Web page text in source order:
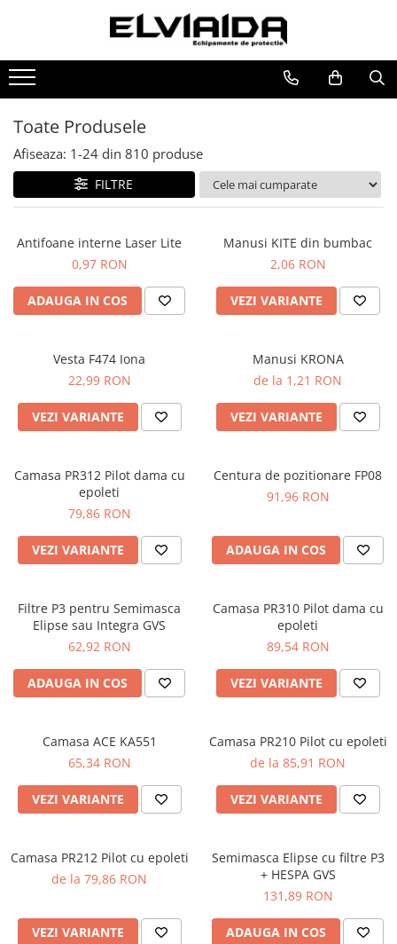
IMBRACAMINTE
IMBRACAMINTE DE LUCRU
IMBRACAMINTE IMPERMEABILA
TRICOURI
UNICA FOLOSINTA
IMBRACAMINTE IGNIFUGATA,
COMBINEZOANE, HALATE
JACHETE DE LUCRU
PANTALONI DE LUCRU
INDUSTRIA ALIMENTARA
GENUNCHIERE
IMBRACAMINTE ANTICHIMICA |
MULTIRISC
FESURI, SEPCI, CAPISOANE
HANORACE
INCALTAMINTE
BOCANCI
CIZME
SOSETE
ACCESORII
MANUSI
RISCURI MINIME
PROTECTIE CHIMICA
PROTECTIE SUDURA
ANTIVIBRATII
PROTECTIE LA IMPACT
HORECA
PROSOAPE
PROTECTIA OCHILOR
MASTI DE SUDURA
Toate Produsele
Afiseaza: 1-24 din 810 produse
FILTRE
Antifoane interne Laser Lite
0,97 RON
ADAUGA IN COS
Manusi KITE din bumbac
2,06 RON
VEZI VARIANTE
Vesta F474 Iona
22,99 RON
VEZI VARIANTE
Manusi KRONA
de la 1,21 RON
VEZI VARIANTE
Camasa PR312 Pilot dama cu
epoleti
79,86 RON
VEZI VARIANTE
Centura de pozitionare FP08
91,96 RON
ADAUGA IN COS
Filtre P3 pentru Semimasca
Elipse sau Integra GVS
62,92 RON
ADAUGA IN COS
Camasa PR310 Pilot dama cu
epoleti
89,54 RON
VEZI VARIANTE
Camasa ACE KA551
65,34 RON
VEZI VARIANTE
Camasa PR210 Pilot cu epoleti
de la 85,91 RON
VEZI VARIANTE
Camasa PR212 Pilot cu epoleti
de la 79,86 RON
VEZI VARIANTE
Semimasca Elipse cu filtre P3
+ HESPA GVS
131,89 RON
ADAUGA IN COS